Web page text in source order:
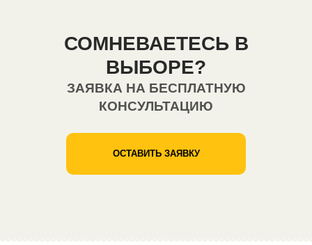
СОМНЕВАЕТЕСЬ В
ВЫБОРЕ?
ЗАЯВКА НА БЕСПЛАТНУЮ
КОНСУЛЬТАЦИЮ
ОСТАВИТЬ ЗАЯВКУ